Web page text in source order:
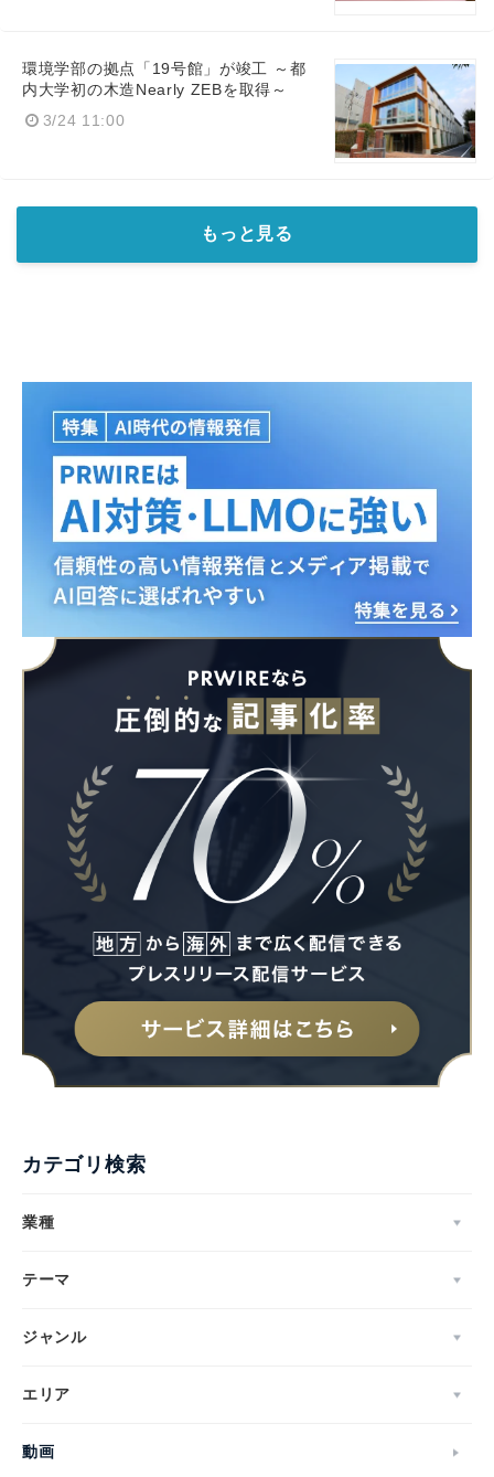
環境学部の拠点「19号館」が竣工 ～都
内大学初の木造Nearly ZEBを取得～
3/24 11:00
もっと見る
カテゴリ検索
業種
テーマ
ジャンル
エリア
動画